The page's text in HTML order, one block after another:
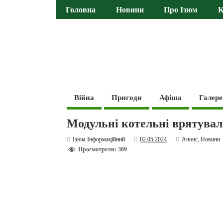
Головна Новини Про Ізюм
Війна Пригоди Афіша
Модульні котельні
Ізюм Інформаційний 02.05.2024 Анонс,Новини
Просмотрели: 369